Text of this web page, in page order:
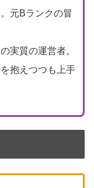
元Bランクの冒
実質の運営者。
抱えつつも上手